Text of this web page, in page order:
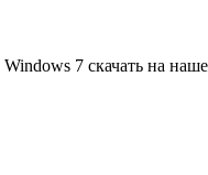
7 скачать на